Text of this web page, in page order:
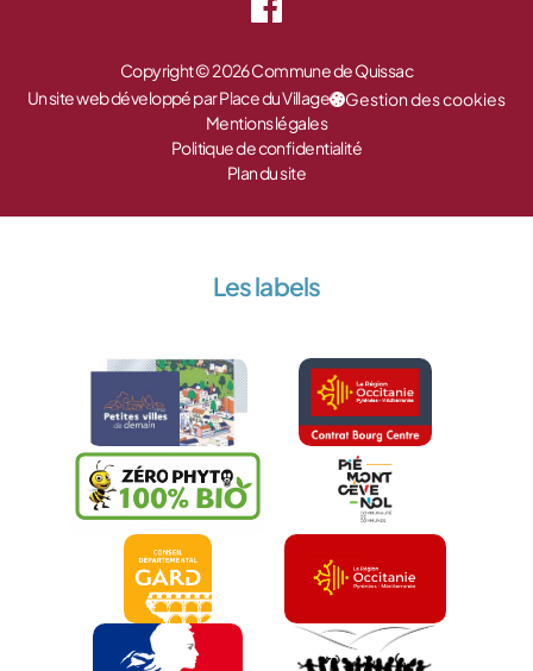
Copyright © 2026 Commune de Quissac
Un site web développé par Place du Village
Gestion des cookies
Mentions légales
Politique de confidentialité
Plan du site
Les labels